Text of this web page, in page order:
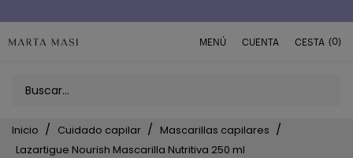
MENÚ CUENTA CESTA (0)
Inicio Cuidado capilar
Mascarillas capilares
Lazartigue Nourish Mascarilla Nutritiva 250 ml